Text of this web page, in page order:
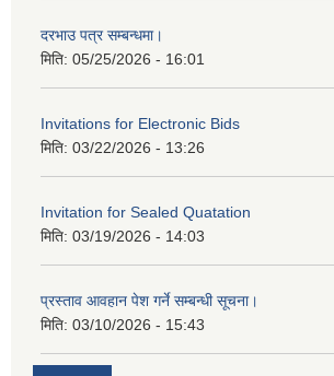
दरभाउ पत्र सम्बन्धमा।
मिति: 05/25/2026 - 16:01
Invitations for Electronic Bids
मिति: 03/22/2026 - 13:26
Invitation for Sealed Quatation
मिति: 03/19/2026 - 14:03
प्रस्ताव आवहान पेश गर्ने सम्बन्धी सूचना।
मिति: 03/10/2026 - 15:43